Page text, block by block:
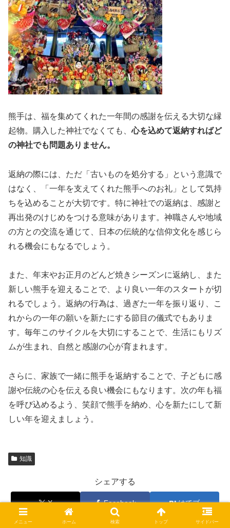
熊手は、福を集めてくれた一年間の感謝を伝える大切な縁
起物。購入した神社でなくても、心を込めて返納すればど
の神社でも問題ありません。
返納の際には、ただ「古いものを処分する」という意識で
はなく、「一年を支えてくれた熊手へのお礼」として気持
ちを込めることが大切です。特に神社での返納は、感謝と
再出発のけじめをつける意味があります。神職さんや地域
の方との交流を通じて、日本の伝統的な信仰文化を感じら
れる機会にもなるでしょう。
また、年末やお正月のどんど焼きシーズンに返納し、また
新しい熊手を迎えることで、より良い一年のスタートが切
れるでしょう。返納の行為は、過ぎた一年を振り返り、こ
れからの一年の願いを新たにする節目の儀式でもありま
す。毎年このサイクルを大切にすることで、生活にもリズ
ムが生まれ、自然と感謝の心が育まれます。
さらに、家族で一緒に熊手を返納することで、子どもに感
謝や伝統の心を伝える良い機会にもなります。次の年も福
を呼び込めるよう、笑顔で熊手を納め、心を新たにして新
しい年を迎えましょう。
知識
シェアする
X Facebook はてブ
コピー
メニュー ホーム 検索 トップ サイドバー